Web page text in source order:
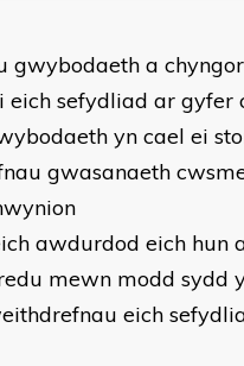
gwybodaeth a
eich sefydliad ar
yn cael ei
gwasanaeth
awdurdod eich hun
mewn modd sydd
eich